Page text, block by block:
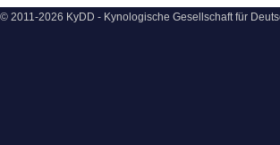
© 2011-2026 KyDD - Kynologische Gesellschaft für